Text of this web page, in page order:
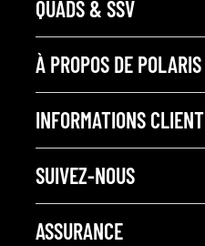
QUADS & SSV
À PROPOS DE POLARIS
INFORMATIONS CLIENT
SUIVEZ-NOUS
ASSURANCE